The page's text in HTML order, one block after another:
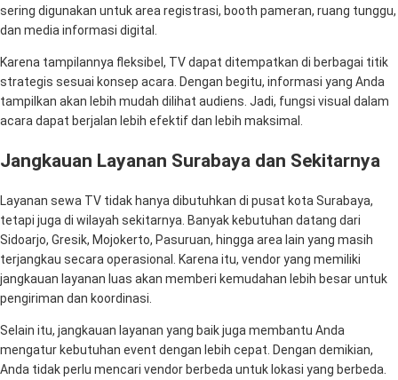
sering digunakan untuk area registrasi, booth pameran, ruang tunggu,
dan media informasi digital.
Karena tampilannya fleksibel, TV dapat ditempatkan di berbagai titik
strategis sesuai konsep acara. Dengan begitu, informasi yang Anda
tampilkan akan lebih mudah dilihat audiens. Jadi, fungsi visual dalam
acara dapat berjalan lebih efektif dan lebih maksimal.
Jangkauan Layanan Surabaya dan Sekitarnya
Layanan sewa TV tidak hanya dibutuhkan di pusat kota Surabaya,
tetapi juga di wilayah sekitarnya. Banyak kebutuhan datang dari
Sidoarjo, Gresik, Mojokerto, Pasuruan, hingga area lain yang masih
terjangkau secara operasional. Karena itu, vendor yang memiliki
jangkauan layanan luas akan memberi kemudahan lebih besar untuk
pengiriman dan koordinasi.
Selain itu, jangkauan layanan yang baik juga membantu Anda
mengatur kebutuhan event dengan lebih cepat. Dengan demikian,
Anda tidak perlu mencari vendor berbeda untuk lokasi yang berbeda.